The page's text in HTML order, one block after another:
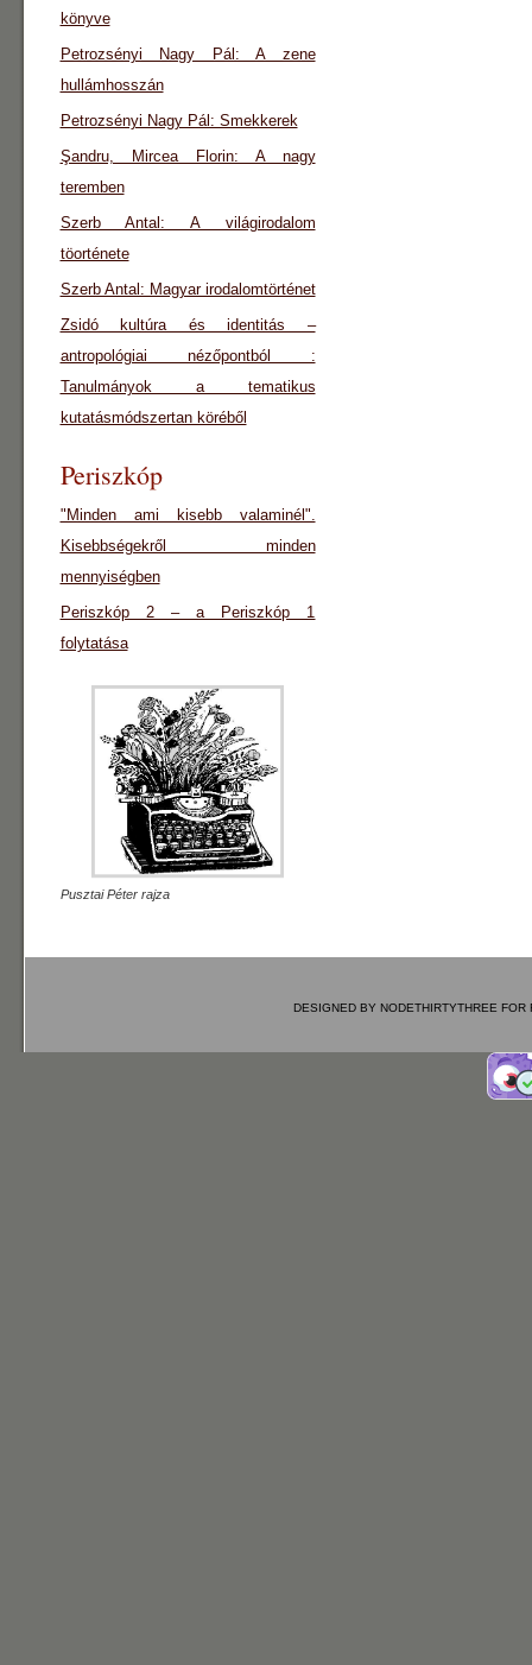
könyve
Petrozsényi Nagy Pál: A zene
hullámhosszán
Petrozsényi Nagy Pál: Smekkerek
Şandru, Mircea Florin: A nagy
teremben
Szerb Antal: A világirodalom
töorténete
Szerb Antal: Magyar irodalomtörténet
Zsidó kultúra és identitás –
antropológiai nézőpontból :
Tanulmányok a tematikus
kutatásmódszertan köréből
Periszkóp
"Minden ami kisebb valaminél".
Kisebbségekről minden
mennyiségben
Periszkóp 2 – a Periszkóp 1
folytatása
Pusztai Péter rajza
DESIGNED BY NODETHIRTYTHREE FOR